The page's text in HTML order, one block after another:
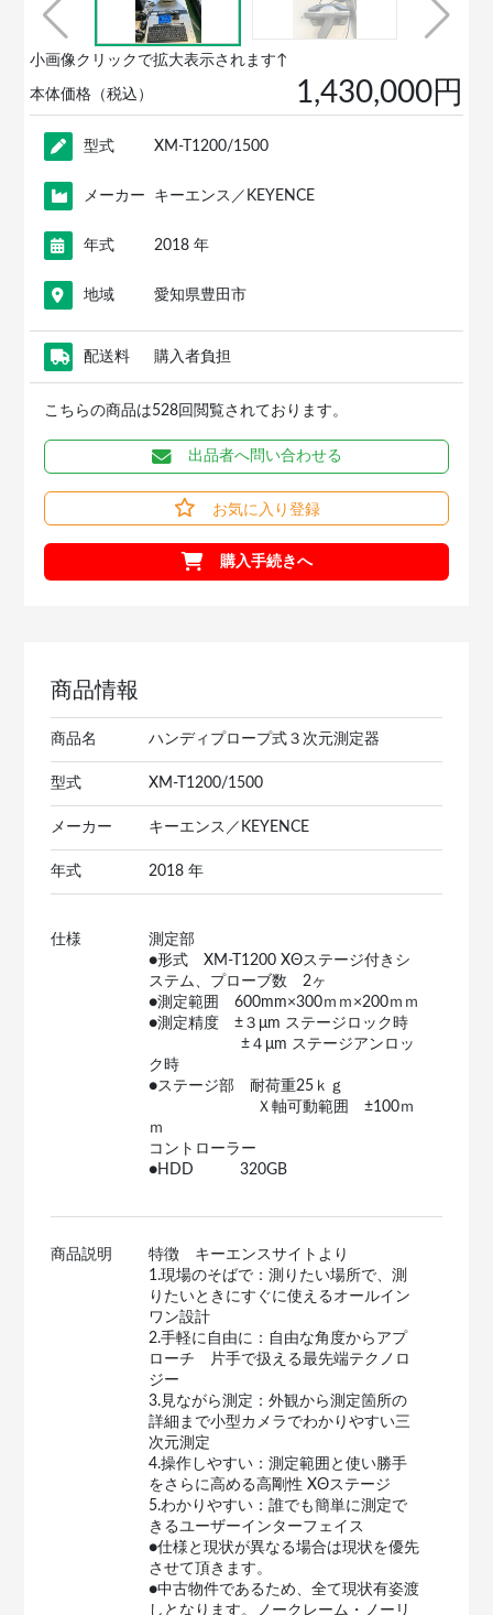
小画像クリックで拡大表示されます↑
本体価格（税込） 1,430,000円
型式 XM-T1200/1500
メーカー キーエンス／KEYENCE
年式 2018 年
地域 愛知県豊田市
配送料 購入者負担
こちらの商品は528回閲覧されております。
出品者へ問い合わせる
お気に入り登録
購入手続きへ
商品情報
商品名 ハンディプロープ式３次元測定器
型式 XM-T1200/1500
メーカー キーエンス／KEYENCE
年式 2018 年
仕様
測定部
●形式 XM-T1200 XΘステージ付きシ
ステム、プローブ数 2ヶ
●測定範囲 600mm×300ｍｍ×200ｍｍ
●測定精度 ±３μm ステージロック時
±４μm ステージアンロッ
ク時
●ステージ部 耐荷重25ｋｇ
Ｘ軸可動範囲 ±100ｍ
ｍ
コントローラー
●HDD 320GB
商品説明
特徴 キーエンスサイトより
1.現場のそばで：測りたい場所で、測
りたいときにすぐに使えるオールイン
ワン設計
2.手軽に自由に：自由な角度からアプ
ローチ 片手で扱える最先端テクノロ
ジー
3.見ながら測定：外観から測定箇所の
詳細まで小型カメラでわかりやすい三
次元測定
4.操作しやすい：測定範囲と使い勝手
をさらに高める高剛性 XΘステージ
5.わかりやすい：誰でも簡単に測定で
きるユーザーインターフェイス
●仕様と現状が異なる場合は現状を優先
させて頂きます。
●中古物件であるため、全て現状有姿渡
しとなります。ノークレーム・ノーリ